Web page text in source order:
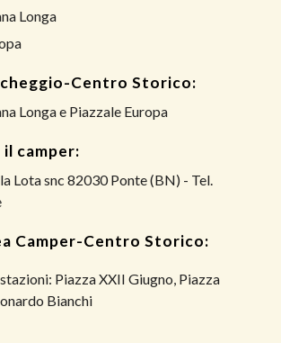
Longa
Centro Storico:
Longa e Piazzale Europa
camper:
Lota snc 82030 Ponte (BN) - Tel.
Camper-Centro Storico:
Piazza XXII Giugno, Piazza
Bianchi